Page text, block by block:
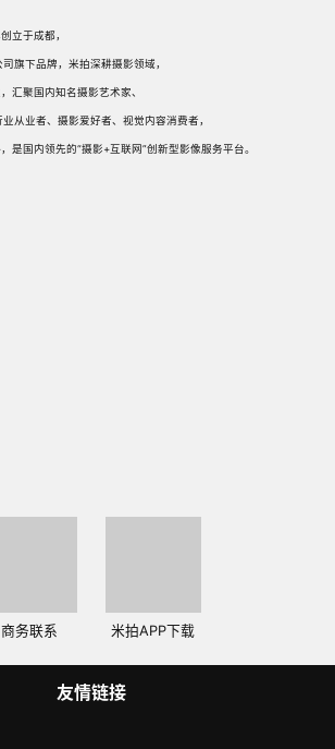
立于成都，
旗下品牌，米拍深耕摄影领域，
汇聚国内知名摄影艺术家、
从业者、摄影爱好者、视觉内容消费者，
是国内领先的“摄影+互联网”创新型影像服务平台。
商务联系 米拍APP下载
友情链接